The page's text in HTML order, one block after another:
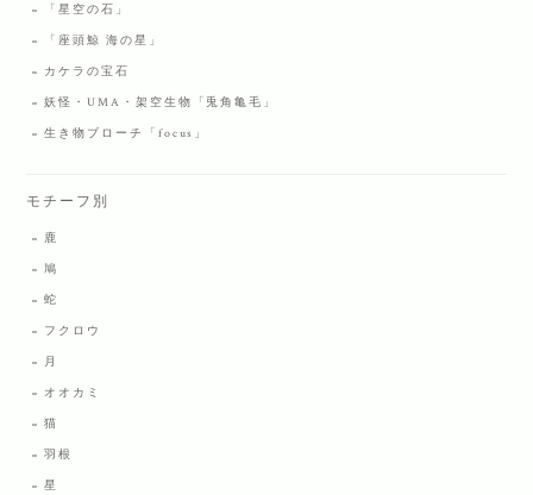
「星空の石」
「座頭鯨 海の星」
カケラの宝石
妖怪・UMA・架空生物「兎角亀毛」
生き物ブローチ「focus」
モチーフ別
鹿
鳩
蛇
フクロウ
月
オオカミ
猫
羽根
星